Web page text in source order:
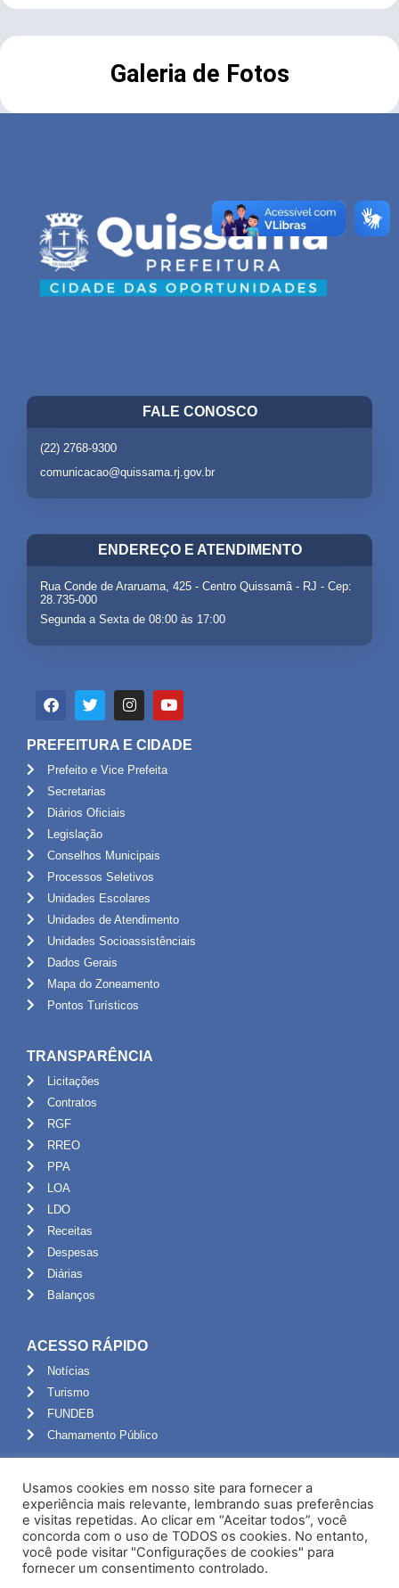
Galeria de Fotos
FALE CONOSCO
(22) 2768-9300
comunicacao@quissama.rj.gov.br
ENDEREÇO E ATENDIMENTO
Rua Conde de Araruama, 425 - Centro Quissamã - RJ - Cep:
28.735-000
Segunda a Sexta de 08:00 às 17:00
PREFEITURA E CIDADE
Prefeito e Vice Prefeita
Secretarias
Diários Oficiais
Legislação
Conselhos Municipais
Processos Seletivos
Unidades Escolares
Unidades de Atendimento
Unidades Socioassistênciais
Dados Gerais
Mapa do Zoneamento
Pontos Turísticos
TRANSPARÊNCIA
Licitações
Contratos
RGF
RREO
PPA
LOA
LDO
Receitas
Despesas
Diárias
Balanços
ACESSO RÁPIDO
Notícias
Turismo
FUNDEB
Chamamento Público
Portal do Servidor
Webmail
Administração
Usamos cookies em nosso site para fornecer a
experiência mais relevante, lembrando suas preferências
e visitas repetidas. Ao clicar em “Aceitar todos”, você
concorda com o uso de TODOS os cookies. No entanto,
você pode visitar "Configurações de cookies" para
fornecer um consentimento controlado.